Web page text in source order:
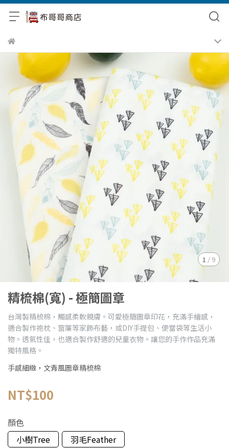
1 / 9
精梳棉(寬) - 極簡圖章
台灣製精梳棉，觸感柔軟親膚。可愛極簡圖章印花，充滿手繪感，
適合製作抱枕、窗簾等家飾布藝，或DIY手提包、便當袋等生活小
物。透氣性佳，也適合製作舒適的兒童衣物。讓您的手作作品充滿
獨特風格。
手感細緻，文青風圖章精梳棉
NT$100
顏色
小樹Tree
羽毛Feather